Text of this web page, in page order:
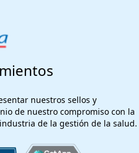
nuestros sellos y
de nuestro compromiso con la
de la gestión de la salud.